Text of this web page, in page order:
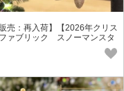
販売：再入荷】【2026年クリス
ァブリック スノーマンスタ